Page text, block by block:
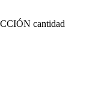
cantidad